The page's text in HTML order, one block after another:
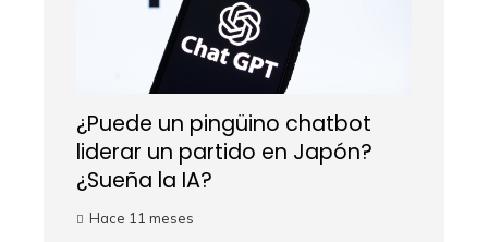
¿Puede un pingüino chatbot
liderar un partido en Japón?
¿Sueña la IA?
Hace 11 meses